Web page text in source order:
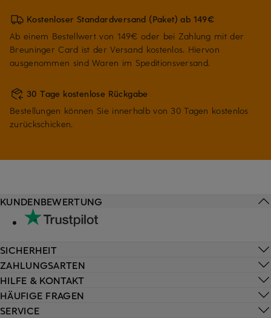
Kostenloser Standardversand (Paket) ab 149€
Ab einem Bestellwert von 149€ oder bei Zahlung mit der
Breuninger Card ist der Versand kostenlos. Hiervon
ausgenommen sind Waren im Speditionsversand.
30 Tage kostenlose Rückgabe
Bestellungen können Sie innerhalb von 30 Tagen kostenlos
zurückschicken.
HILFE & KONTAKT
HÄUFIGE FRAGEN
SERVICE
KUNDENBEWERTUNG
SICHERHEIT
ZAHLUNGSARTEN